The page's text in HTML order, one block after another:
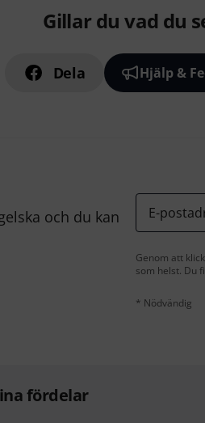
Gillar du vad du
Dela Hjälp &
och du kan
E-
Genom att
som helst. Du
* Nödvändig
fördelar